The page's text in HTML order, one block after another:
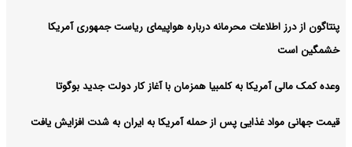
پنتاگون از درز اطلاعات محرمانه درباره هواپیمای ریاست جمهوری آمریکا
خشمگین است
وعده کمک مالی آمریکا به کلمبیا همزمان با آغاز کار دولت جدید بوگوتا
قیمت جهانی مواد غذایی پس از حمله آمریکا به ایران به شدت افزایش یافت